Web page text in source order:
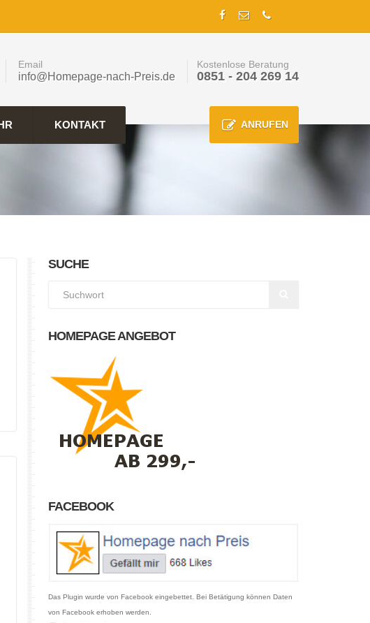
Email
info@Homepage-nach-Preis.de
Kostenlose Beratung
0851 - 204 269 14
KONTAKT ANRUFEN
SUCHE
HOMEPAGE ANGEBOT
FACEBOOK
Das Plugin wurde von Facebook eingebettet. Bei Betätigung können Daten
von Facebook erhoben werden.